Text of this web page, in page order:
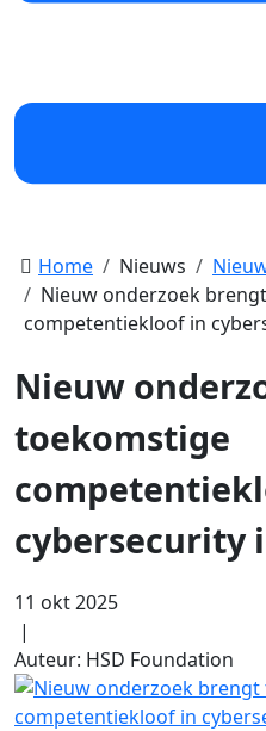
Home Nieuws
Nieuw onderzoek
competentiekloof in
Nieuw
toekomstige
cybersecurity
11 okt 2025
|
Auteur: HSD Foundation